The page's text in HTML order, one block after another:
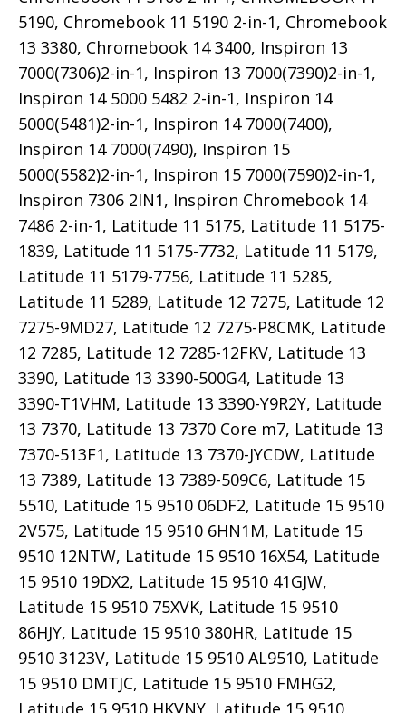
5190, Chromebook 11 5190 2-in-1, Chromebook
13 3380, Chromebook 14 3400, Inspiron 13
7000(7306)2-in-1, Inspiron 13 7000(7390)2-in-1,
Inspiron 14 5000 5482 2-in-1, Inspiron 14
5000(5481)2-in-1, Inspiron 14 7000(7400),
Inspiron 14 7000(7490), Inspiron 15
5000(5582)2-in-1, Inspiron 15 7000(7590)2-in-1,
Inspiron 7306 2IN1, Inspiron Chromebook 14
7486 2-in-1, Latitude 11 5175, Latitude 11 5175-
1839, Latitude 11 5175-7732, Latitude 11 5179,
Latitude 11 5179-7756, Latitude 11 5285,
Latitude 11 5289, Latitude 12 7275, Latitude 12
7275-9MD27, Latitude 12 7275-P8CMK, Latitude
12 7285, Latitude 12 7285-12FKV, Latitude 13
3390, Latitude 13 3390-500G4, Latitude 13
3390-T1VHM, Latitude 13 3390-Y9R2Y, Latitude
13 7370, Latitude 13 7370 Core m7, Latitude 13
7370-513F1, Latitude 13 7370-JYCDW, Latitude
13 7389, Latitude 13 7389-509C6, Latitude 15
5510, Latitude 15 9510 06DF2, Latitude 15 9510
2V575, Latitude 15 9510 6HN1M, Latitude 15
9510 12NTW, Latitude 15 9510 16X54, Latitude
15 9510 19DX2, Latitude 15 9510 41GJW,
Latitude 15 9510 75XVK, Latitude 15 9510
86HJY, Latitude 15 9510 380HR, Latitude 15
9510 3123V, Latitude 15 9510 AL9510, Latitude
15 9510 DMTJC, Latitude 15 9510 FMHG2,
Latitude 15 9510 HKVNY, Latitude 15 9510